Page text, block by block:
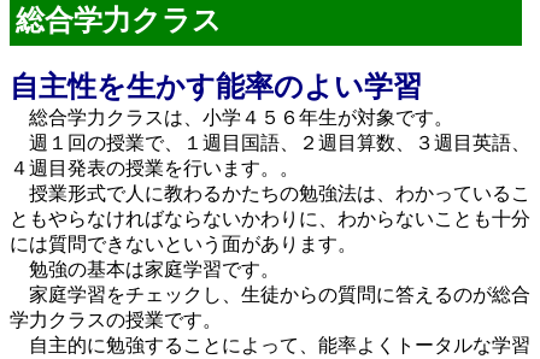
総合学力クラス
自主性を生かす能率のよい学習
総合学力クラスは、小学４５６年生が対象です。
週１回の授業で、１週目国語、２週目算数、３週目英語、
４週目発表の授業を行います。。
授業形式で人に教わるかたちの勉強法は、わかっているこ
ともやらなければならないかわりに、わからないことも十分
には質問できないという面があります。
勉強の基本は家庭学習です。
家庭学習をチェックし、生徒からの質問に答えるのが総合
学力クラスの授業です。
自主的に勉強することによって、能率よくトータルな学習